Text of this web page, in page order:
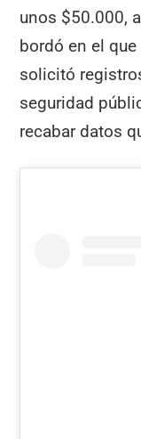
unos $50.000,
bordó en el
solicitó
seguridad
recabar datos